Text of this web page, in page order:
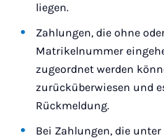
liegen.
Zahlungen, die ohne
Matrikelnummer
zugeordnet werden
zurücküberwiesen und
Rückmeldung.
Bei Zahlungen, die unter